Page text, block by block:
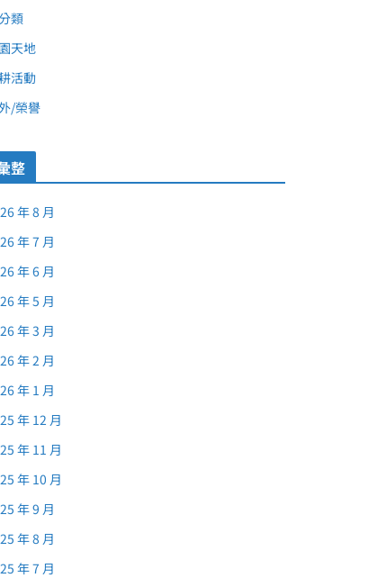
類
天地
活動
/榮譽
整
年 8 月
年 7 月
年 6 月
年 5 月
年 3 月
年 2 月
年 1 月
年 12 月
年 11 月
年 10 月
年 9 月
年 8 月
年 7 月